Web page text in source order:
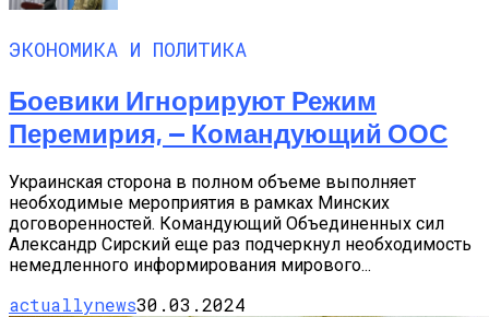
ЭКОНОМИКА И ПОЛИТИКА
Боевики Игнорируют Режим
Перемирия, — Командующий ООС
Украинская сторона в полном объеме выполняет
необходимые мероприятия в рамках Минских
договоренностей. Командующий Объединенных сил
Александр Сирский еще раз подчеркнул необходимость
немедленного информирования мирового...
actuallynews30.03.2024